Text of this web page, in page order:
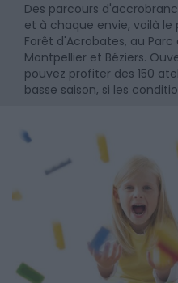
Des parcours
et à chaque envie, voilà
Forêt d'Acrobates, au Parc
Montpellier et Béziers.
pouvez profiter des 150
basse saison, si les